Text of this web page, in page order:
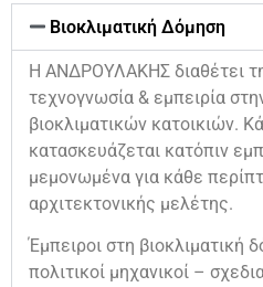
Βιοκλιματική Δόμηση
Η ΑΝΔΡΟΥΛΑΚΗΣ διαθέτει
τεχνογνωσία & εμπειρία
βιοκλιματικών κατοικιών.
κατασκευάζεται κατόπιν
μεμονωμένα για κάθε
αρχιτεκτονικής μελέτης.
Έμπειροι στη βιοκλιματική
πολιτικοί μηχανικοί –